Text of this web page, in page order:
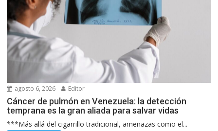
agosto 6, 2026 Editor
Cáncer de pulmón en Venezuela: la detección
temprana es la gran aliada para salvar vidas
***Más allá del cigarrillo tradicional, amenazas como el...